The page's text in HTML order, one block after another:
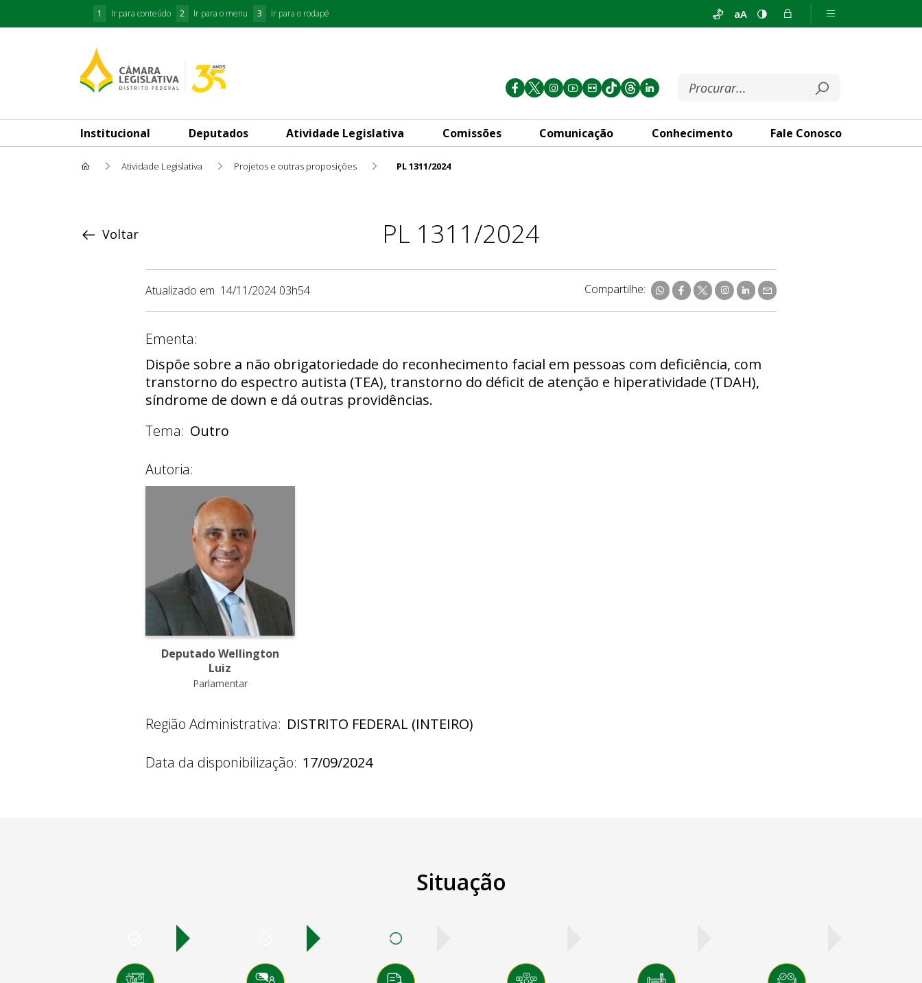
1 Ir para conteúdo 2 Ir para o menu 3 Ir para o rodapé aA
Institucional Deputados Atividade Legislativa Comissões Comunicação Conhecimento Fale Conosco
Atividade Legislativa Projetos e outras proposições PL 1311/2024
PL 1311/2024
Voltar
Atualizado em 14/11/2024 03h54 Compartilhe:
Ementa:
Dispõe sobre a não obrigatoriedade do reconhecimento facial em pessoas com deficiência, com
transtorno do espectro autista (TEA), transtorno do déficit de atenção e hiperatividade (TDAH),
síndrome de down e dá outras providências.
Tema: Outro
Autoria:
Deputado Wellington
Luiz
Parlamentar
Região Administrativa: DISTRITO FEDERAL (INTEIRO)
Data da disponibilização: 17/09/2024
Situação